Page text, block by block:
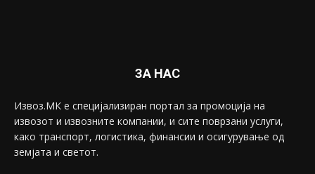
ЗА НАС
Извоз.МК е специјализиран портал за промоција на
извозот и извозните компании, и сите поврзани услуги,
како транспорт, логистика, финансии и осигурување од
земјата и светот.